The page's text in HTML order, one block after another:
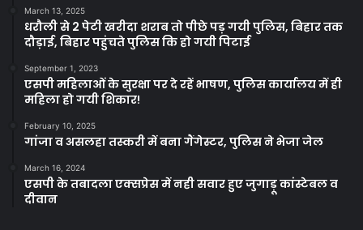
March 13, 2025
धरौली से 2 पेटी खरीदा शराब तो पीछे पड़ गयी पुलिस, बिहार तक
दौड़ाई, बिहार पहुंचते पुलिस कि हो गयी पिटाई
September 1, 2023
एसपी महिलाओं के सुरक्षा पर दे रहें भाषण, पुलिस कार्यालय में ही
महिला हो गयी शिकार!
February 10, 2025
गांजा व असलहा तस्करी में बना गैंगेस्टर, पुलिस ने भेजा जेल
March 16, 2024
एसपी के तबादला एक्सप्रेस में नही सवार हुए जुगाड़ू कांस्टेबल व
दीवान